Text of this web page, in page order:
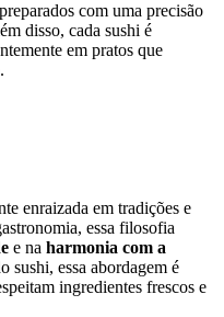
com uma precisão
disso, cada sushi é
em pratos que
enraizada em tradições e
essa filosofia
e na harmonia com a
sushi, essa abordagem é
ingredientes frescos e